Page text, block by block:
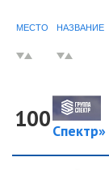
МЕСТО НАЗВАНИЕ
100Спектр»